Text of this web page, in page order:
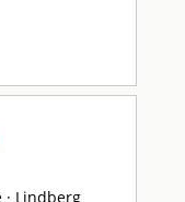
· Lindberg